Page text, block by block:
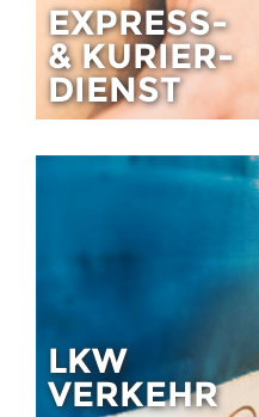
EXPRESS-
& KURIER-
DIENST
LKW
VERKEHR